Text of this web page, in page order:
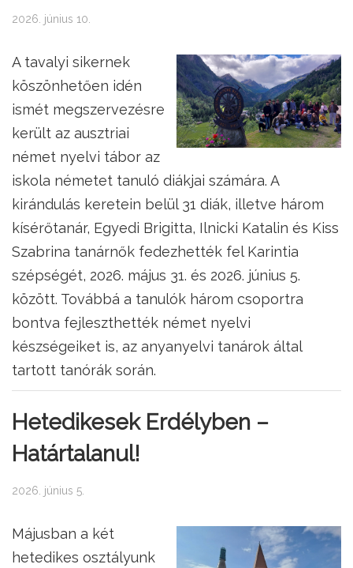
2026. június 10.
A tavalyi sikernek
köszönhetően idén
ismét megszervezésre
került az ausztriai
német nyelvi tábor az
iskola németet tanuló diákjai számára. A
kirándulás keretein belül 31 diák, illetve három
kísérőtanár, Egyedi Brigitta, Ilnicki Katalin és Kiss
Szabrina tanárnők fedezhették fel Karintia
szépségét, 2026. május 31. és 2026. június 5.
között. Továbbá a tanulók három csoportra
bontva fejleszthették német nyelvi
készségeiket is, az anyanyelvi tanárok által
tartott tanórák során.
Hetedikesek Erdélyben –
Határtalanul!
2026. június 5.
Májusban a két
hetedikes osztályunk